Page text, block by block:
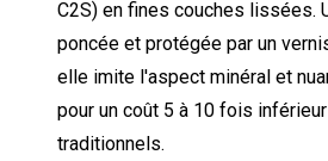
C2S) en fines couches lissées.
poncée et protégée par un
elle imite l'aspect minéral et
pour un coût 5 à 10 fois
traditionnels.